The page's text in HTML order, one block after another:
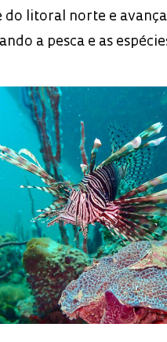
do litoral norte e
a pesca e as